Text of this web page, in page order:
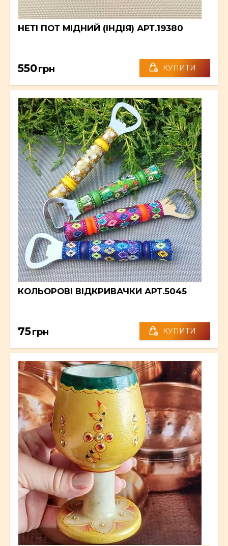
НЕТІ ПОТ МІДНИЙ (ІНДІЯ) АРТ.19380
550грн КУПИТИ
КОЛЬОРОВІ ВІДКРИВАЧКИ АРТ.5045
75грн КУПИТИ